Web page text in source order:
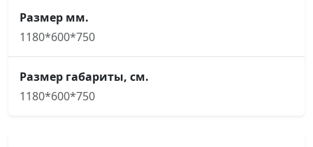
Размер мм.
1180*600*750
Размер габариты, см.
1180*600*750